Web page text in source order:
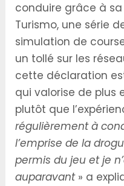
conduire grâce à
Turismo, une série
simulation de
un tollé sur les
cette déclaration
qui valorise de plus
plutôt que
régulièrement à
l’emprise de la
permis du jeu et je
auparavant» a